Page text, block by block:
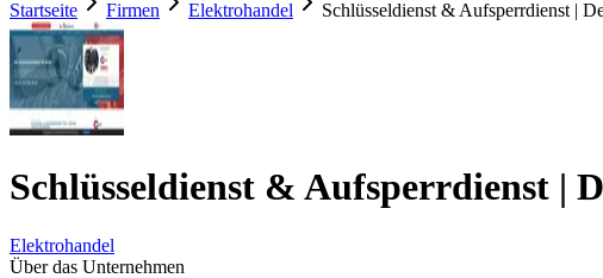
Startseite Firmen Elektrohandel Schlüsseldienst & Aufsperrdienst |
Schlüsseldienst & Aufsperrdienst |
Elektrohandel
Über das Unternehmen